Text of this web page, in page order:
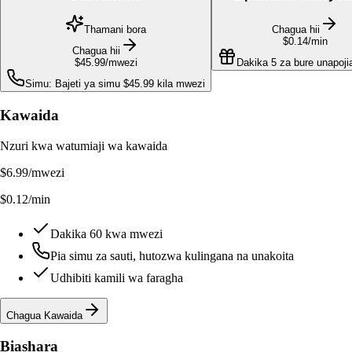
Thamani bora
Chagua hii
$45.99/mwezi
Simu: Bajeti ya simu $45.99 kila mwezi
Chagua hii
$0.14/min
Dakika 5 za bure
Kawaida
Nzuri kwa watumiaji wa kawaida
$6.99/mwezi
$0.12/min
Dakika 60 kwa mwezi
Pia simu za sauti, hutozwa kulingana na unakoita
Udhibiti kamili wa faragha
Chagua Kawaida
Biashara